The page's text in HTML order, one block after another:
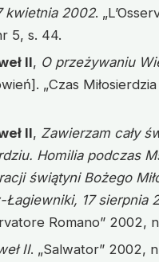
kwietnia 2002.
5, s. 44.
II, O przeżywaniu
„Czas
II, Zawierzam cały
Homilia podczas
świątyni Bożego
Łagiewniki, 17 sierpnia
Romano” 2002,
II. „Salwator” 2002,